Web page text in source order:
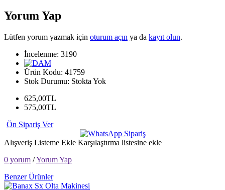
Yorum Yap
Lütfen yorum yazmak için oturum açın ya da kayıt olun.
İncelenme: 3190
Ürün Kodu: 41759
Stok Durumu: Stokta Yok
625,00TL
575,00TL
Ön Sipariş Ver
Alışveriş Listeme Ekle Karşılaştırma listesine ekle
0 yorum /Yorum Yap
Benzer Ürünler